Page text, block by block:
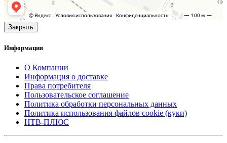
Закрыть
Информация
О Компании
Информация о доставке
Права потребителя
Пользовательское соглашение
Политика обработки персональных данных
Политика использования файлов cookie (куки)
НТВ-ПЛЮС